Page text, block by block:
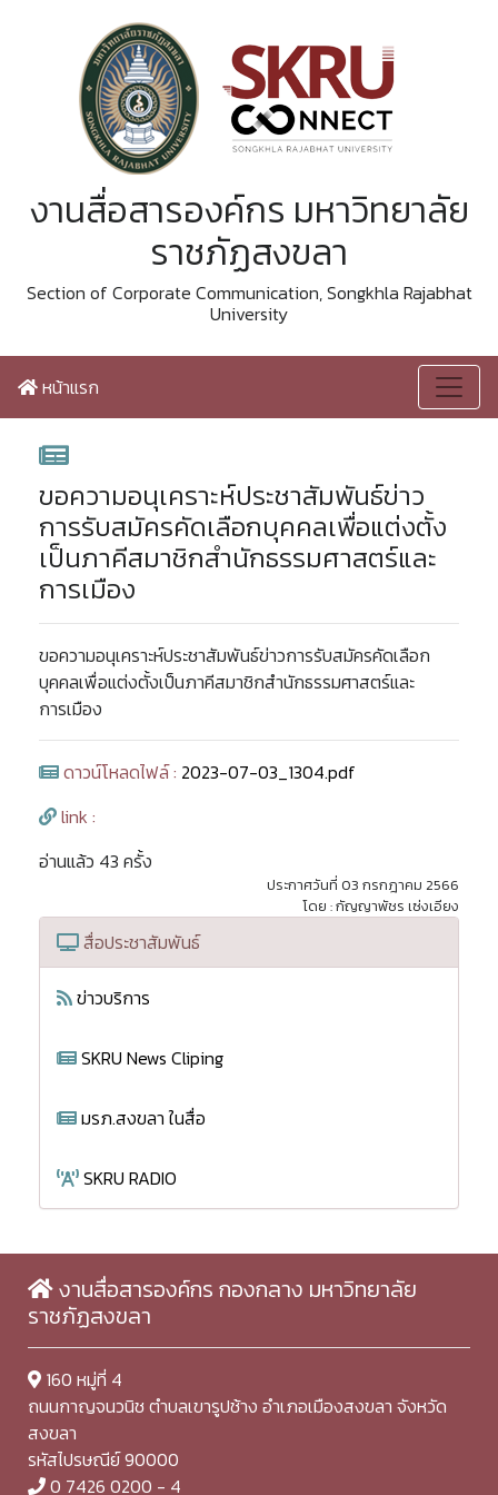
งานสื่อสารองค์กร มหาวิทยาลัย
ราชภัฏสงขลา
Section of Corporate Communication, Songkhla Rajabhat
University
หน้าแรก
ขอความอนุเคราะห์ประชาสัมพันธ์ข่าว
การรับสมัครคัดเลือกบุคคลเพื่อแต่งตั้ง
เป็นภาคีสมาชิกสำนักธรรมศาสตร์และ
การเมือง
ขอความอนุเคราะห์ประชาสัมพันธ์ข่าวการรับสมัครคัดเลือก
บุคคลเพื่อแต่งตั้งเป็นภาคีสมาชิกสำนักธรรมศาสตร์และ
การเมือง
ดาวน์โหลดไฟล์ : 2023-07-03_1304.pdf
link :
อ่านแล้ว 43 ครั้ง
ประกาศวันที่ 03 กรกฎาคม 2566
โดย : กัญญาพัชร เซ่งเอียง
สื่อประชาสัมพันธ์
ข่าวบริการ
SKRU News Cliping
มรภ.สงขลา ในสื่อ
SKRU RADIO
งานสื่อสารองค์กร กองกลาง มหาวิทยาลัย
ราชภัฏสงขลา
160 หมู่ที่ 4
ถนนกาญจนวนิช ตำบลเขารูปช้าง อำเภอเมืองสงขลา จังหวัด
สงขลา
รหัสไปรษณีย์ 90000
0 7426 0200 - 4